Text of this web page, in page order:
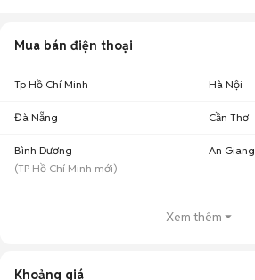
triệu
Nai
triệu
Samsung Galaxy A51 màu đen cũ: 1,6 triệu
Samsung Galaxy A51 màu màu khác cũ
Mua bán điện thoại
Tp Hồ Chí Minh Hà Nội
Đà Nẵng Cần Thơ
Bình Dương
(TP Hồ Chí Minh mới)
An Giang
Xem thêm
Khoảng giá